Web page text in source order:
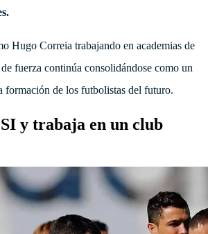
Hugo Correia trabajando en academias de
fuerza continúa consolidándose como un
formación de los futbolistas del futuro.
y trabaja en un club